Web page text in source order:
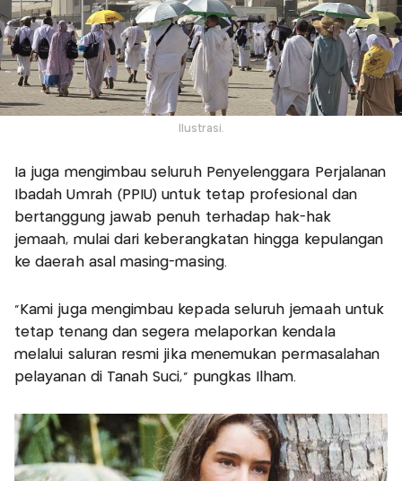
Ilustrasi.
Ia juga mengimbau seluruh Penyelenggara Perjalanan
Ibadah Umrah (PPIU) untuk tetap profesional dan
bertanggung jawab penuh terhadap hak-hak
jemaah, mulai dari keberangkatan hingga kepulangan
ke daerah asal masing-masing.
“Kami juga mengimbau kepada seluruh jemaah untuk
tetap tenang dan segera melaporkan kendala
melalui saluran resmi jika menemukan permasalahan
pelayanan di Tanah Suci,” pungkas Ilham.